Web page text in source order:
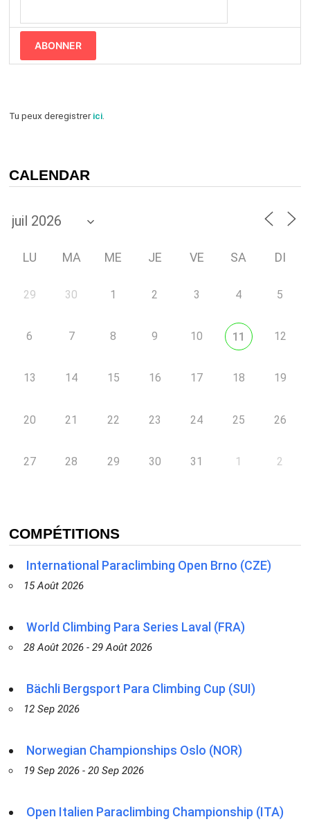
ABONNER
Tu peux deregistrerici.
CALENDAR
LU MA ME JE VE SA DI
29 30 1 2 3 4 5
6 7 8 9 10 11 12
13 14 15 16 17 18 19
20 21 22 23 24 25 26
27 28 29 30 31 1 2
COMPÉTITIONS
International Paraclimbing Open Brno (CZE)
15 Août 2026
World Climbing Para Series Laval (FRA)
28 Août 2026 - 29 Août 2026
Bächli Bergsport Para Climbing Cup (SUI)
12 Sep 2026
Norwegian Championships Oslo (NOR)
19 Sep 2026 - 20 Sep 2026
Open Italien Paraclimbing Championship (ITA)